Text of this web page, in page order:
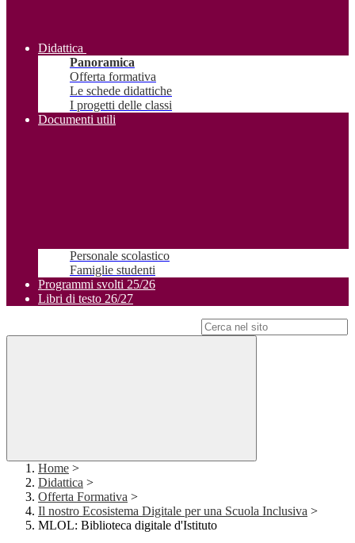
Didattica
Panoramica
Offerta formativa
Le schede didattiche
I progetti delle classi
Documenti utili
Personale scolastico
Famiglie studenti
Programmi svolti 25/26
Libri di testo 26/27
Home >
Didattica >
Offerta Formativa >
Il nostro Ecosistema Digitale per una Scuola Inclusiva >
MLOL: Biblioteca digitale d'Istituto